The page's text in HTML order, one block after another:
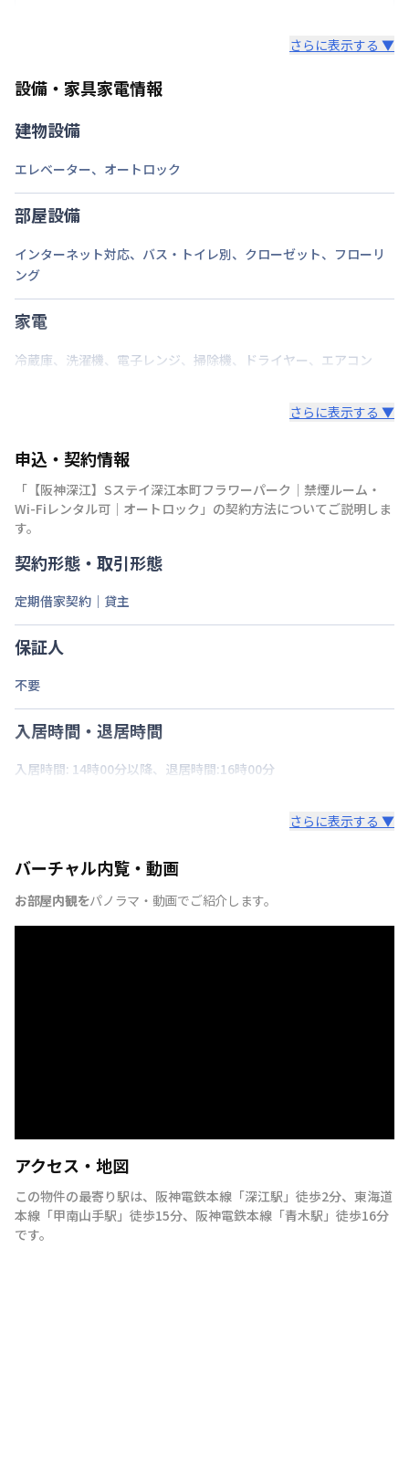
約が入っていなければ、ご対応可能です。その際、再
い。期間の変更がある場合は、できるだけお早めにご
さらに表示する ▼
設備・家具家電情報
建物設備
エレベーター、 オートロック
部屋設備
インターネット対応、 バス・トイレ別、 クローゼット、 フローリ
ング
家電
冷蔵庫、 洗濯機、 電子レンジ、 掃除機、 ドライヤー、 エアコン
さらに表示する ▼
申込・契約情報
「 【阪神深江】Sステイ深江本町フラワーパーク｜禁煙ルーム・
Wi-Fiレンタル可｜オートロック 」の契約方法についてご説明しま
す。
契約形態・取引形態
定期借家契約｜貸主
保証人
不要
入居時間・退居時間
入居時間: 14時00分以降、退居時間:16時00分
さらに表示する ▼
バーチャル内覧・動画
お部屋内観をパノラマ・動画でご紹介します。
アクセス・地図
この物件の最寄り駅は、 阪神電鉄本線 「深江駅 」 徒歩2分、 東海道
本線 「甲南山手駅 」 徒歩15分、 阪神電鉄本線 「青木駅 」 徒歩16分
です。